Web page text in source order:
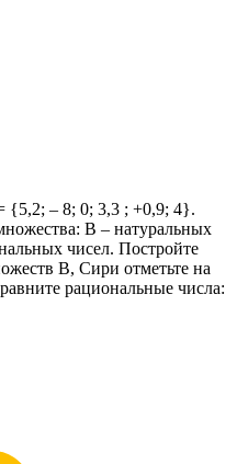
{5,2; – 8; 0; 3,3 ; +0,9; 4}.
B – натуральных
чисел. Постройте
В, Сири отметьте на
рациональные числа:​